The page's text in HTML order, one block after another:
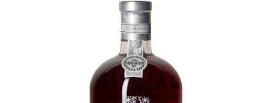
Catas y Actividades